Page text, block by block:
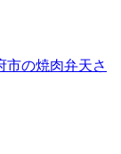
市の焼肉弁天さ